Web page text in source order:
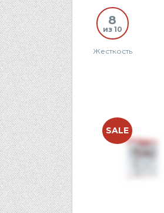
8
из 10
Жесткость
SALE